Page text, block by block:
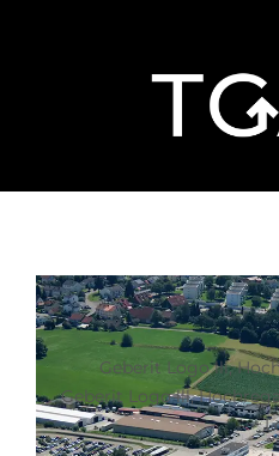
Geberit Logo lll,
Geberit Logo lll,